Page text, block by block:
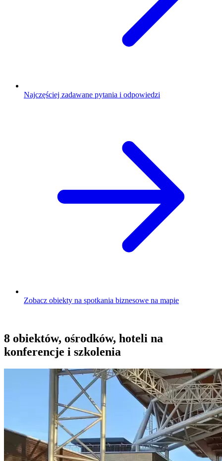
Najczęściej zadawane pytania i odpowiedzi
Zobacz obiekty na spotkania biznesowe na mapie
8 obiektów, ośrodków, hoteli na
konferencje i szkolenia